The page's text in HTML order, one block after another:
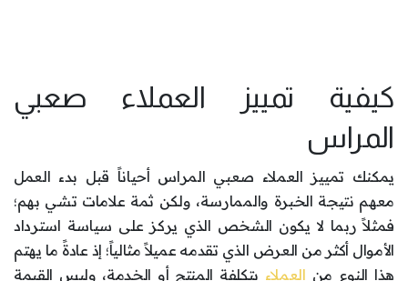
كيفية تمييز العملاء صعبي
المراس
يمكنك تمييز العملاء صعبي المراس أحياناً قبل بدء العمل
معهم نتيجة الخبرة والممارسة، ولكن ثمة علامات تشي بهم؛
فمثلاً ربما لا يكون الشخص الذي يركز على سياسة استرداد
الأموال أكثر من العرض الذي تقدمه عميلاً مثالياً؛ إذ عادةً ما يهتم
هذا النوع من العملاء بتكلفة المنتج أو الخدمة، وليس القيمة